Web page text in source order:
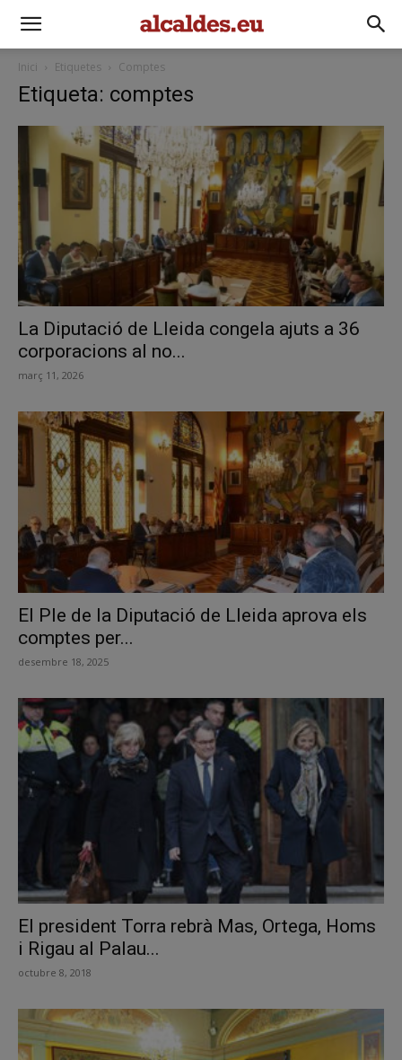
Inici Etiquetes Comptes
Etiqueta: comptes
La Diputació de Lleida congela ajuts a 36
corporacions al no...
març 11, 2026
El Ple de la Diputació de Lleida aprova els
comptes per...
desembre 18, 2025
El president Torra rebrà Mas, Ortega, Homs
i Rigau al Palau...
octubre 8, 2018